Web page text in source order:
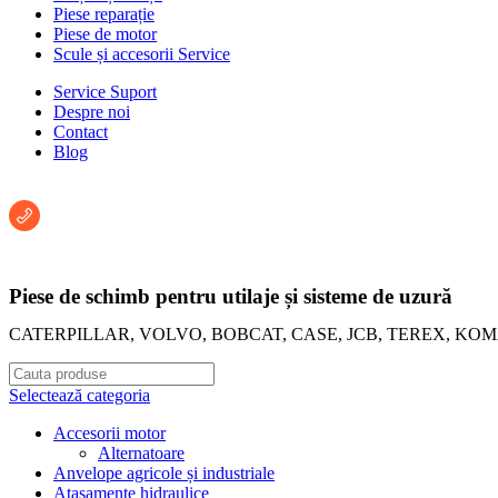
Piese reparație
Piese de motor
Scule și accesorii Service
Service Suport
Despre noi
Contact
Blog
Piese de schimb pentru utilaje și sisteme de uzură
CATERPILLAR, VOLVO, BOBCAT, CASE, JCB, TEREX,
Selectează categoria
Accesorii motor
Alternatoare
Anvelope agricole și industriale
Atașamente hidraulice